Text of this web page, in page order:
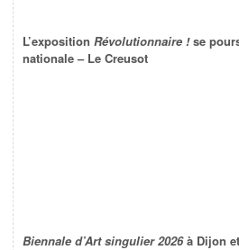
L’exposition Révolutionnaire !se
nationale – Le Creusot
Biennale d’Art singulier 2026à Dijon